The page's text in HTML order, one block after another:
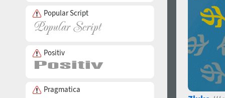
Popular Script
Positiv
Pragmatica